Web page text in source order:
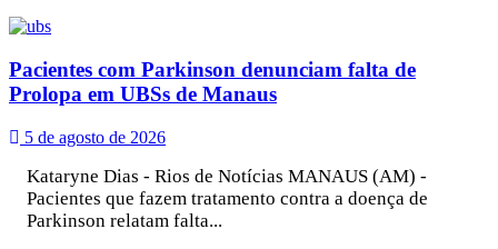
Pacientes com Parkinson denunciam falta de
Prolopa em UBSs de Manaus
5 de agosto de 2026
Kataryne Dias - Rios de Notícias MANAUS (AM) -
Pacientes que fazem tratamento contra a doença de
Parkinson relatam falta...